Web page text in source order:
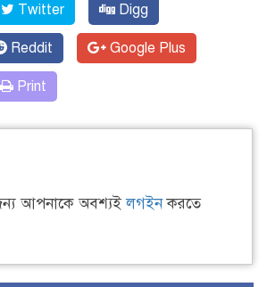
Twitter Digg
Reddit Google Plus
Print
আপনাকে অবশ্যইলগইনকরতে